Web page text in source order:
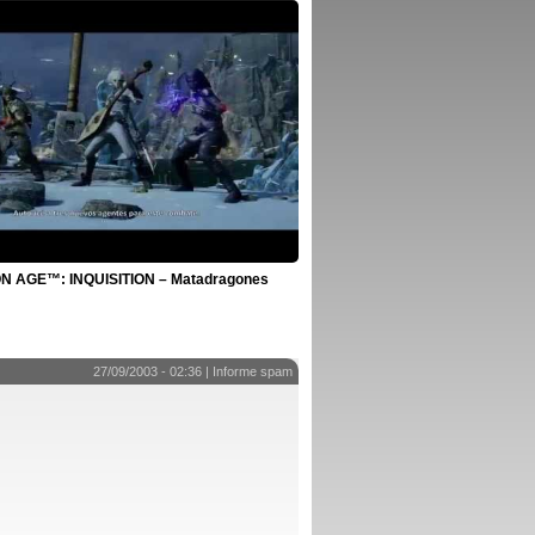
AGE™: INQUISITION – Matadragones
27/09/2003 - 02:36 | Informe spam